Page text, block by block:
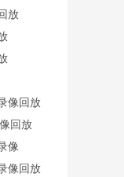
放
像回放
回放
像
像回放